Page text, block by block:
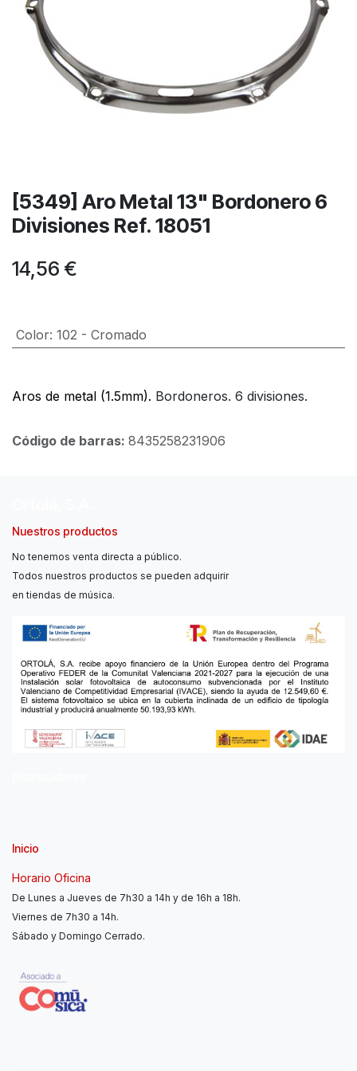
[5349] Aro Metal 13" Bordonero 6
Divisiones Ref. 18051
14,56 €
Color: 102 - Cromado
Aros de metal (1.5mm). Bordoneros. 6 divisiones.
Código de barras: 8435258231906
Nuestros productos
No tenemos venta directa a público.
Todos nuestros productos se pueden adquirir
en tiendas de música.
Inicio
Horario Oficina
De Lunes a Jueves de 7h30 a 14h y de 16h a 18h.
Viernes de 7h30 a 14h.
Sábado y Domingo Cerrado.